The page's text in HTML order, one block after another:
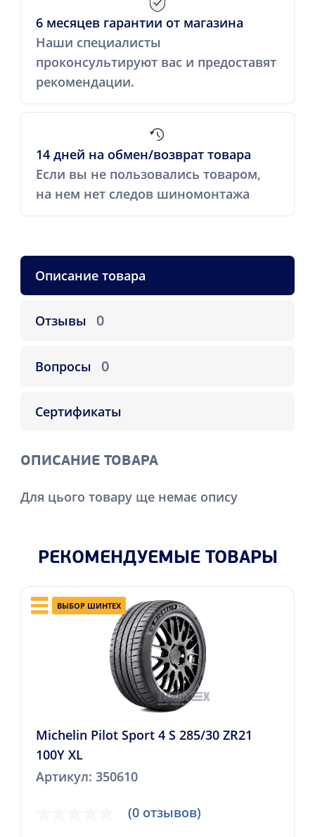
6 месяцев гарантии от магазина
Наши специалисты
проконсультируют вас и предоставят
рекомендации.
14 дней на обмен/возврат товара
Если вы не пользовались товаром,
на нем нет следов шиномонтажа
Описание товара
Отзывы 0
Вопросы 0
Сертификаты
ОПИСАНИЕ ТОВАРА
Для цього товару ще немає опису
РЕКОМЕНДУЕМЫЕ ТОВАРЫ
ВЫБОР ШИНТЕХ
Michelin Pilot Sport 4 S 285/30 ZR21
100Y XL
Артикул: 350610
(0 отзывов)